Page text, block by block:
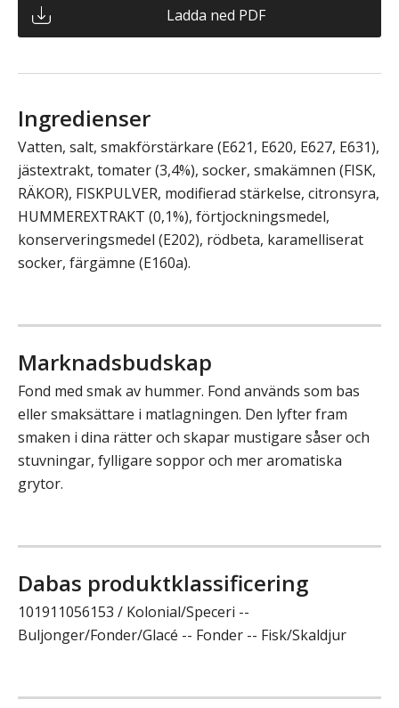
Ladda ned PDF
Ingredienser
Vatten, salt, smakförstärkare (E621, E620, E627, E631),
jästextrakt, tomater (3,4%), socker, smakämnen (FISK,
RÄKOR), FISKPULVER, modifierad stärkelse, citronsyra,
HUMMEREXTRAKT (0,1%), förtjockningsmedel,
konserveringsmedel (E202), rödbeta, karamelliserat
socker, färgämne (E160a).
Marknadsbudskap
Fond med smak av hummer. Fond används som bas
eller smaksättare i matlagningen. Den lyfter fram
smaken i dina rätter och skapar mustigare såser och
stuvningar, fylligare soppor och mer aromatiska
grytor.
Dabas produktklassificering
101911056153 / Kolonial/Speceri --
Buljonger/Fonder/Glacé -- Fonder -- Fisk/Skaldjur